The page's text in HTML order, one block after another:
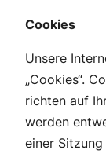
Cookies
Unsere
„Cookies“.
richten auf
werden
einer